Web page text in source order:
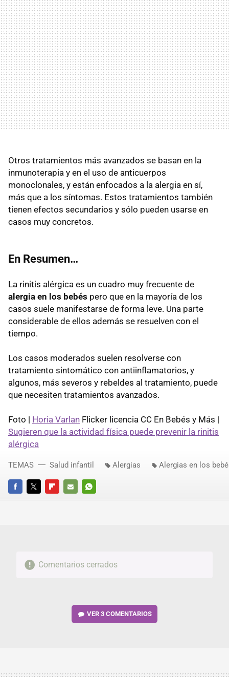
Otros tratamientos más avanzados se basan en la
inmunoterapia y en el uso de anticuerpos
monoclonales, y están enfocados a la alergia en sí,
más que a los síntomas. Estos tratamientos también
tienen efectos secundarios y sólo pueden usarse en
casos muy concretos.
En Resumen…
La rinitis alérgica es un cuadro muy frecuente de
alergia en los bebés pero que en la mayoría de los
casos suele manifestarse de forma leve. Una parte
considerable de ellos además se resuelven con el
tiempo.
Los casos moderados suelen resolverse con
tratamiento sintomático con antiinflamatorios, y
algunos, más severos y rebeldes al tratamiento, puede
que necesiten tratamientos avanzados.
Foto | Horia Varlan Flicker licencia CC En Bebés y Más |
Sugieren que la actividad física puede prevenir la rinitis
alérgica
FACEBOOKTWITTERFLIPBOARD
E-
WHATSAPP
TEMAS Salud infantil Alergias Alergias en los
Comentarios cerrados
VER3 COMENTARIOS